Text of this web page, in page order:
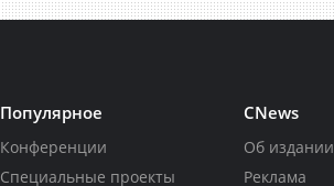
Популярное
Конференции
Специальные проекты
CNews
Об издании
Реклама